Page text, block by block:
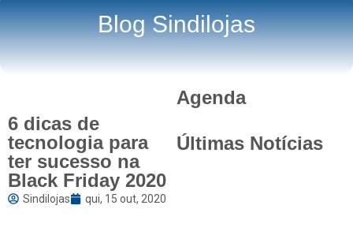
Blog Sindilojas
6 dicas de
tecnologia para
ter sucesso na
Black Friday 2020
Sindilojas qui, 15 out, 2020
Agenda
Últimas Notícias